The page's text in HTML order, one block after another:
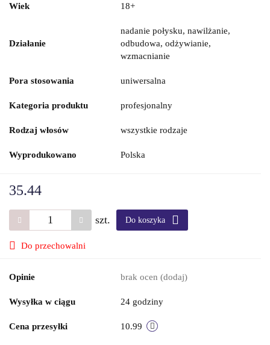
Wiek 18+
Działanie
nadanie połysku, nawilżanie,
odbudowa, odżywianie,
wzmacnianie
Pora stosowania uniwersalna
Kategoria produktu profesjonalny
Rodzaj włosów wszystkie rodzaje
Wyprodukowano Polska
35.44
szt. Do koszyka
Do przechowalni
Opinie brak ocen (dodaj)
Wysyłka w ciągu 24 godziny
Cena przesyłki 10.99